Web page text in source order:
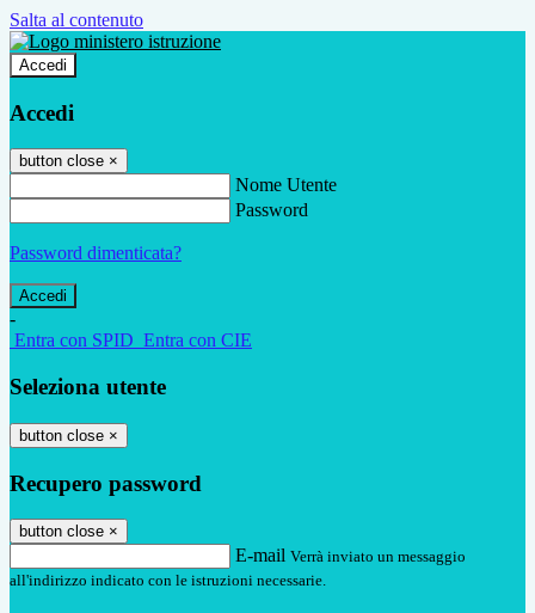
Salta al contenuto
Accedi
Accedi
button close ×
Nome Utente
Password
Password dimenticata?
-
Entra con SPID Entra con CIE
Seleziona utente
button close ×
Recupero password
button close ×
E-mail Verrà inviato un messaggio
all'indirizzo indicato con le istruzioni necessarie.